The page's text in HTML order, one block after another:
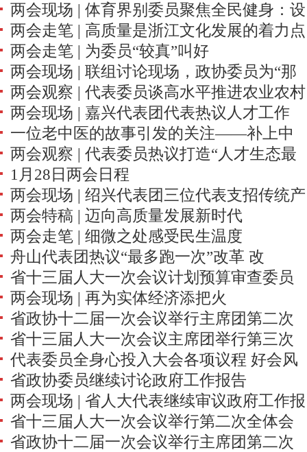
文化之根须守住
两会现场 | 体育界别委员聚焦全民健身：设
施怎么建 体魄怎么健
两会走笔 | 高质量是浙江文化发展的着力点
两会走笔 | 为委员“较真”叫好
两会现场 | 联组讨论现场，政协委员为“那
一片蔚蓝”而呼
两会观察 | 代表委员谈高水平推进农业农村
现代化 写好乡村振兴这篇大文章
两会现场 | 嘉兴代表团代表热议人才工作
正“人才观” 得“千里马”
一位老中医的故事引发的关注——补上中
医药人才培养短板
两会观察 | 代表委员热议打造“人才生态最
优省”
1月28日两会日程
两会现场 | 绍兴代表团三位代表支招传统产
业改造提升
两会特稿 | 迈向高质量发展新时代
两会走笔 | 细微之处感受民生温度
舟山代表团热议“最多跑一次”改革 改
革“深”下去 开放“高”起来
省十三届人大一次会议计划预算审查委员
会审查计划预算报告和草案
两会现场 | 再为实体经济添把火
省政协十二届一次会议举行主席团第二次
会议
省十三届人大一次会议主席团举行第三次
会议
代表委员全身心投入大会各项议程 好会风
锤炼好状态
省政协委员继续讨论政府工作报告
两会现场 | 省人大代表继续审议政府工作报
告
省十三届人大一次会议举行第二次全体会
议
省政协十二届一次会议举行主席团第二次